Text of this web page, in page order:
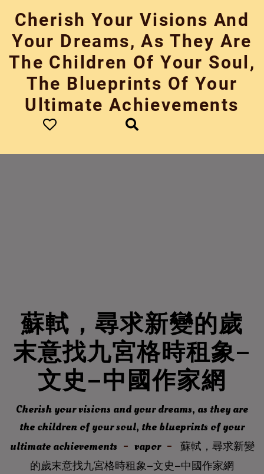
content
Cherish Your Visions And
Your Dreams, As They Are
The Children Of Your Soul,
The Blueprints Of Your
Ultimate Achievements
蘇軾，尋求新變的歲
末意找九宮格時租象–
文史–中國作家網
Cherish your visions and your dreams, as they are
the children of your soul, the blueprints of your
ultimate achievements
vapor
蘇軾，尋求新變
的歲末意找九宮格時租象–文史–中國作家網